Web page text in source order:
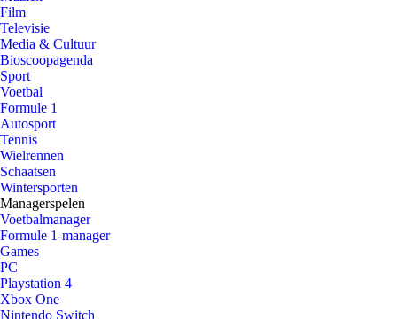
Film
Televisie
Media & Cultuur
Bioscoopagenda
Sport
Voetbal
Formule 1
Autosport
Tennis
Wielrennen
Schaatsen
Wintersporten
Managerspelen
Voetbalmanager
Formule 1-manager
Games
PC
Playstation 4
Xbox One
Nintendo Switch